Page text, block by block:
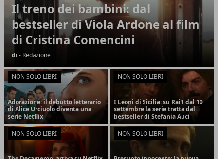
Il treno dei bambini: dal
bestseller di Viola Ardone al film
di Cristina Comencini
di - Redazione
NON SOLO LIBRI
Adorazione: il debutto letterario
di Alice Urciuolo diventa una
serie Netflix
NON SOLO LIBRI
I Leoni di Sicilia: su Rai1 dal 10
settembre la serie tratta dal
bestseller di Stefania Auci
NON SOLO LIBRI NON SOLO LIBRI